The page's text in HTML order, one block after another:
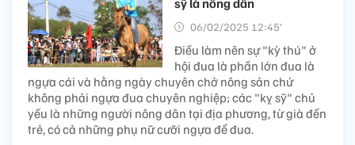
sỹ là nông dân
06/02/2025 12:45’
Điều làm nên sự "kỳ thú" ở
hội đua là phần lớn đua là
ngựa cái và hằng ngày chuyên chở nông sản chứ
không phải ngựa đua chuyên nghiệp; các "kỵ sỹ" chủ
yếu là những người nông dân tại địa phương, từ già đến
trẻ, có cả những phụ nữ cưỡi ngựa để đua.